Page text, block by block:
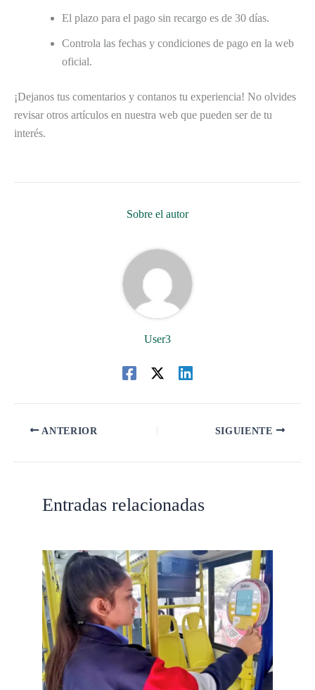
El plazo para el pago sin recargo es de 30 días.
Controla las fechas y condiciones de pago en la web
oficial.
¡Dejanos tus comentarios y contanos tu experiencia! No olvides
revisar otros artículos en nuestra web que pueden ser de tu
interés.
Sobre el autor
User3
ANTERIOR SIGUIENTE
Entradas relacionadas